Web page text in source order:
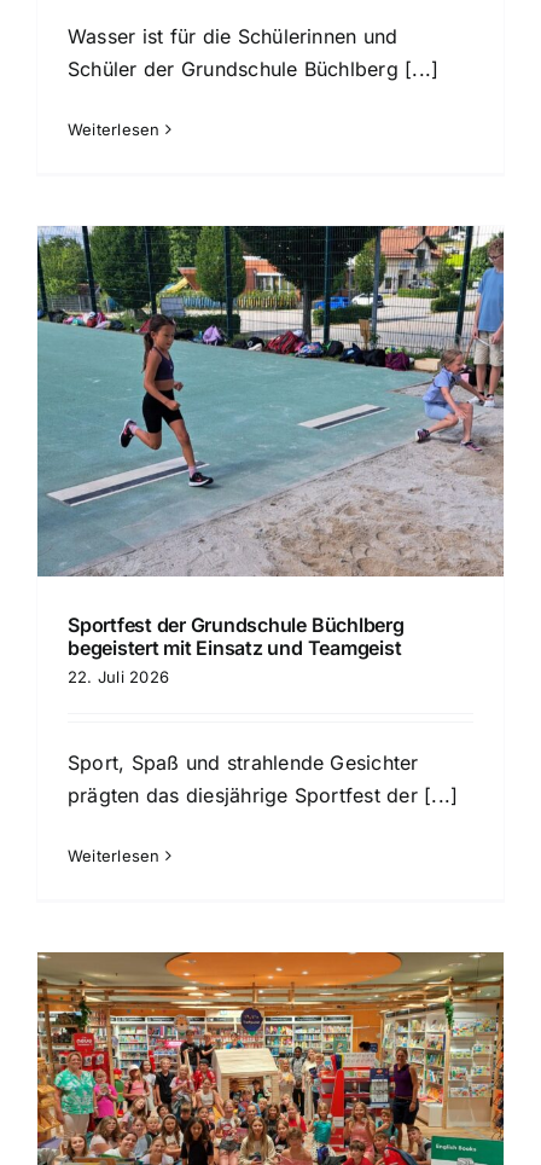
Wasser ist für die Schülerinnen und
Schüler der Grundschule Büchlberg [...]
Weiterlesen
Sportfest der Grundschule Büchlberg
begeistert mit Einsatz und Teamgeist
22. Juli 2026
Sport, Spaß und strahlende Gesichter
prägten das diesjährige Sportfest der [...]
Weiterlesen